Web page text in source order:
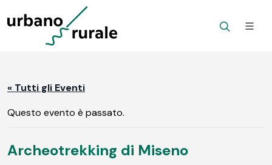
« Tutti gli Eventi
Questo evento è passato.
Archeotrekking di Miseno